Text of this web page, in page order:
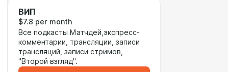
ВИП
$7.8 per month
Все подкасты Матчдей,экспресс-
комментарии, трансляции, записи
трансляций, записи стримов,
"Второй взгляд".